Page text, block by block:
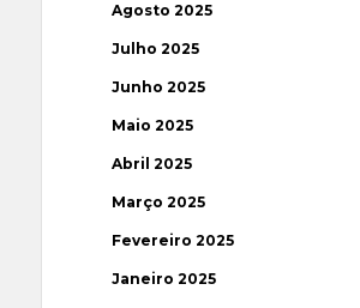
Agosto 2025
Julho 2025
Junho 2025
Maio 2025
Abril 2025
Março 2025
Fevereiro 2025
Janeiro 2025